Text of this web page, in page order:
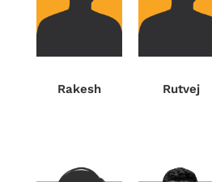
Rakesh Rutvej